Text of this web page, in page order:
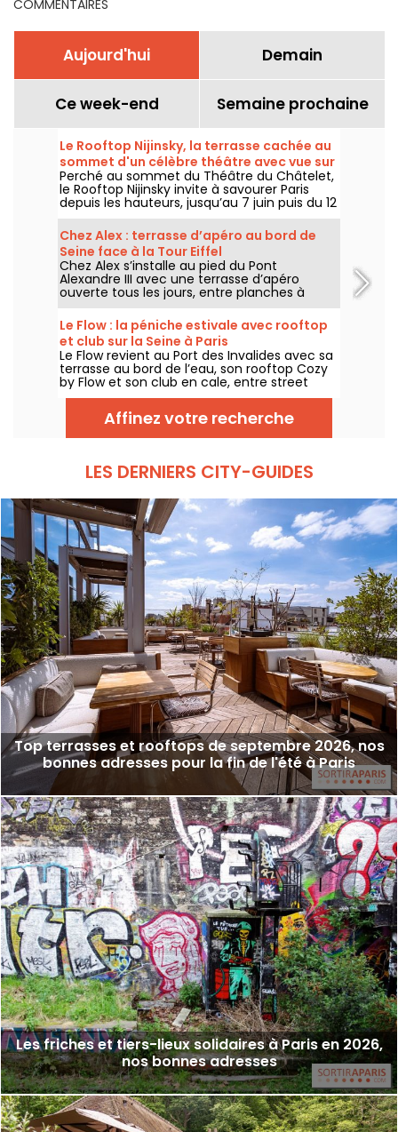
COMMENTAIRES
Aujourd'hui Demain
Ce week-end Semaine prochaine
Le Rooftop Nijinsky, la terrasse cachée au
sommet d'un célèbre théâtre avec vue sur
Paris
Perché au sommet du Théâtre du Châtelet,
le Rooftop Nijinsky invite à savourer Paris
depuis les hauteurs, jusqu’au 7 juin puis du 12
juillet au 21 septembre 2026, entre terrasse
panoramique, cocktails, cuisine toute la
journée et DJ sets jusqu’au bout de la nuit.
Chez Alex : terrasse d’apéro au bord de
Seine face à la Tour Eiffel
Chez Alex s’installe au pied du Pont
Alexandre III avec une terrasse d’apéro
ouverte tous les jours, entre planches à
partager, cocktails, vue sur la Seine et
ambiance d’été face à la Tour Eiffel.
Le Flow : la péniche estivale avec rooftop
et club sur la Seine à Paris
Le Flow revient au Port des Invalides avec sa
terrasse au bord de l’eau, son rooftop Cozy
by Flow et son club en cale, entre street
food, cocktails, DJ sets et soirées d’été sur la
Affinez votre recherche
LES DERNIERS CITY-GUIDES
Top terrasses et rooftops de septembre 2026, nos
bonnes adresses pour la fin de l'été à Paris
Les friches et tiers-lieux solidaires à Paris en 2026,
nos bonnes adresses